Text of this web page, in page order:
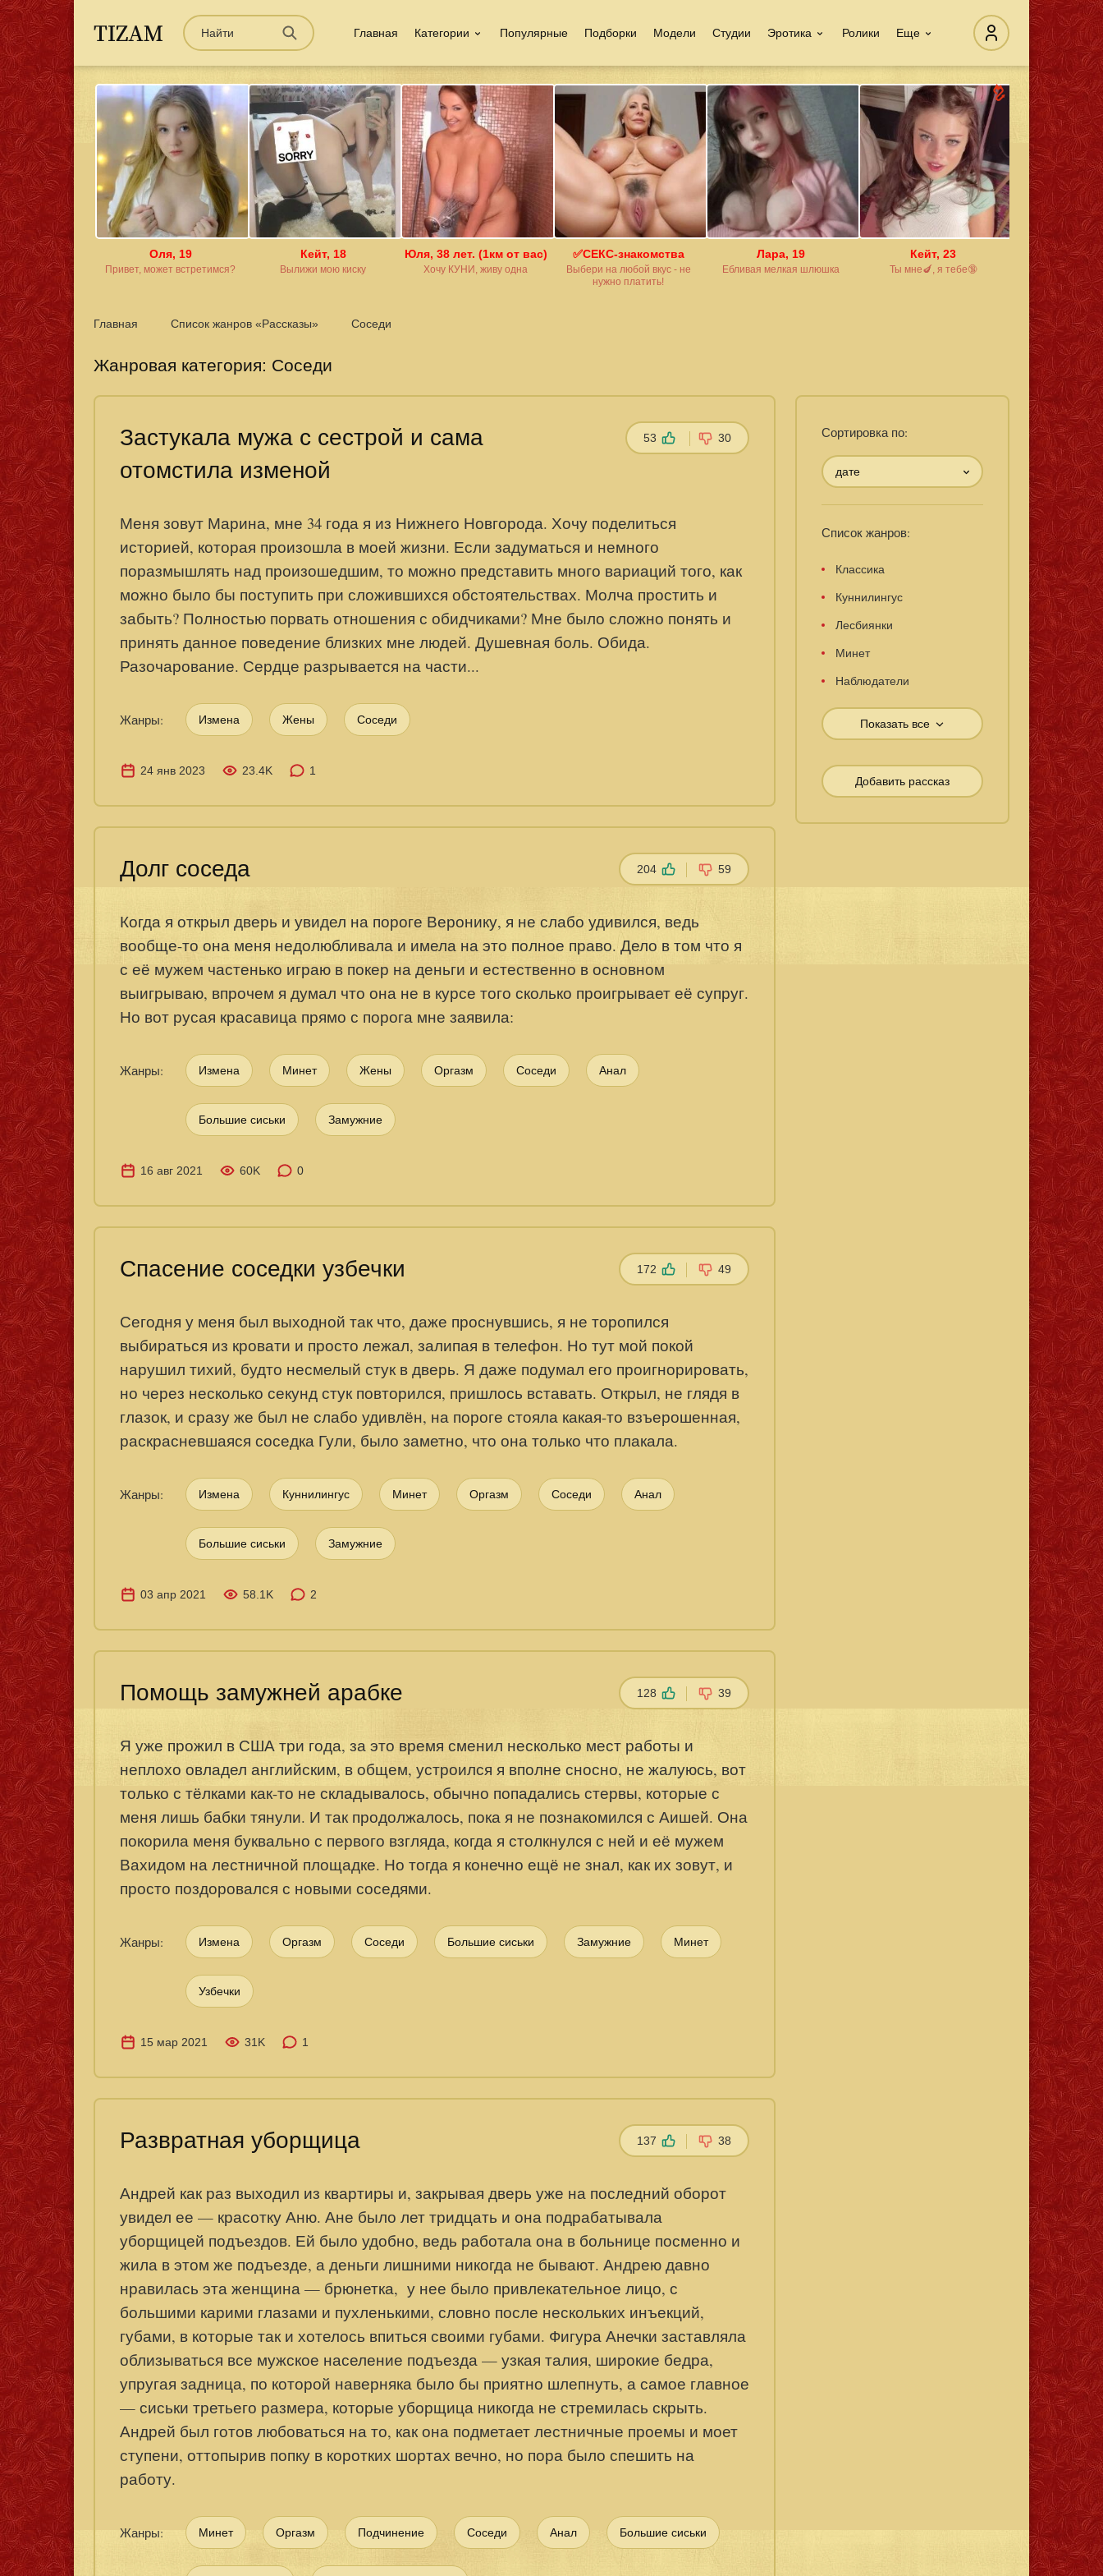
Главная Категории Популярные Подборки Модели Студии Эротика Ролики Еще
Оля, 19
Привет, может встретимся?
Кейт, 18
Вылижи мою киску
Юля, 38 лет. (1км от вас)
Хочу КУНИ, живу одна
✅СЕКС-знакомства
Выбери на любой вкус - не
нужно платить!
Лара, 19
Ебливая мелкая шлюшка
Кейт, 23
Ты мне🍆, я тебе🔞
Главная Список жанров «Рассказы» Соседи
Жанровая категория: Соседи
Сортировка по:
дате
Список жанров:
Классика
Куннилингус
Лесбиянки
Минет
Наблюдатели
Показать все
Добавить рассказ
Застукала мужа с сестрой и сама
отомстила изменой
Меня зовут Марина, мне 34 года я из Нижнего Новгорода. Хочу поделиться
историей, которая произошла в моей жизни. Если задуматься и немного
поразмышлять над произошедшим, то можно представить много вариаций того, как
можно было бы поступить при сложившихся обстоятельствах. Молча простить и
забыть? Полностью порвать отношения с обидчиками? Мне было сложно понять и
принять данное поведение близких мне людей. Душевная боль. Обида.
Разочарование. Сердце разрывается на части...
53 30
Жанры: Измена Жены Соседи
24 янв 2023 23.4K 1
Долг соседа
Когда я открыл дверь и увидел на пороге Веронику, я не слабо удивился, ведь
вообще-то она меня недолюбливала и имела на это полное право. Дело в том что я
с её мужем частенько играю в покер на деньги и естественно в основном
выигрываю, впрочем я думал что она не в курсе того сколько проигрывает её супруг.
Но вот русая красавица прямо с порога мне заявила:
204 59
Жанры: Измена Минет Жены Оргазм Соседи Анал
Большие сиськи Замужние
16 авг 2021 60K 0
Спасение соседки узбечки
Сегодня у меня был выходной так что, даже проснувшись, я не торопился
выбираться из кровати и просто лежал, залипая в телефон. Но тут мой покой
нарушил тихий, будто несмелый стук в дверь. Я даже подумал его проигнорировать,
но через несколько секунд стук повторился, пришлось вставать. Открыл, не глядя в
глазок, и сразу же был не слабо удивлён, на пороге стояла какая-то взъерошенная,
раскрасневшаяся соседка Гули, было заметно, что она только что плакала.
172 49
Жанры: Измена Куннилингус Минет Оргазм Соседи Анал
Большие сиськи Замужние
03 апр 2021 58.1K 2
Помощь замужней арабке
Я уже прожил в США три года, за это время сменил несколько мест работы и
неплохо овладел английским, в общем, устроился я вполне сносно, не жалуюсь, вот
только с тёлками как-то не складывалось, обычно попадались стервы, которые с
меня лишь бабки тянули. И так продолжалось, пока я не познакомился с Аишей. Она
покорила меня буквально с первого взгляда, когда я столкнулся с ней и её мужем
Вахидом на лестничной площадке. Но тогда я конечно ещё не знал, как их зовут, и
просто поздоровался с новыми соседями.
128 39
Жанры: Измена Оргазм Соседи Большие сиськи Замужние Минет
Узбечки
15 мар 2021 31K 1
Развратная уборщица
Андрей как раз выходил из квартиры и, закрывая дверь уже на последний оборот
увидел ее — красотку Аню. Ане было лет тридцать и она подрабатывала
уборщицей подъездов. Ей было удобно, ведь работала она в больнице посменно и
жила в этом же подъезде, а деньги лишними никогда не бывают. Андрею давно
нравилась эта женщина — брюнетка, у нее было привлекательное лицо, с
большими карими глазами и пухленькими, словно после нескольких инъекций,
губами, в которые так и хотелось впиться своими губами. Фигура Анечки заставляла
облизываться все мужское население подъезда — узкая талия, широкие бедра,
упругая задница, по которой наверняка было бы приятно шлепнуть, а самое главное
— сиськи третьего размера, которые уборщица никогда не стремилась скрыть.
Андрей был готов любоваться на то, как она подметает лестничные проемы и моет
ступени, оттопырив попку в коротких шортах вечно, но пора было спешить на
работу.
137 38
Жанры: Минет Оргазм Подчинение Соседи Анал Большие сиськи
Хочу КУНИ, живу одна
14:31
Закрыть
Перейти